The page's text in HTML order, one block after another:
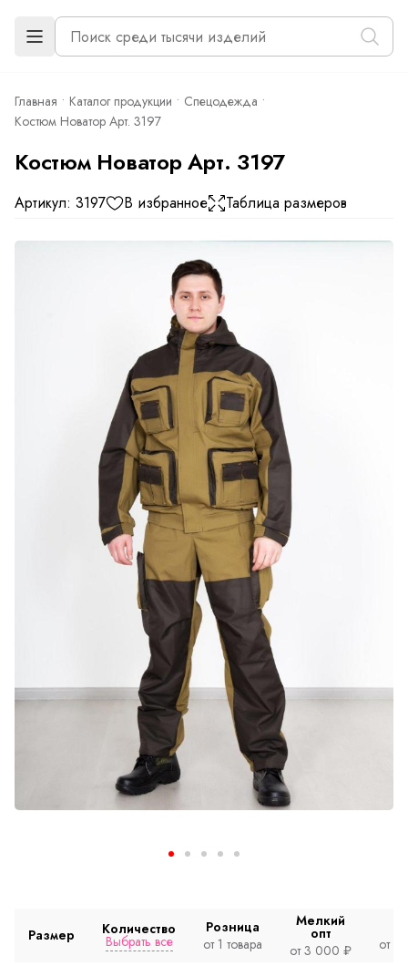
Главная Каталог продукции
Спецодежда
Костюм Новатор Арт. 3197
Костюм Новатор Арт. 3197
Артикул: 3197 В избранное Таблица размеров
Размер Количество
Выбрать все
Розница
от 1 товара
Мелкий
опт
от 3 000 ₽
от